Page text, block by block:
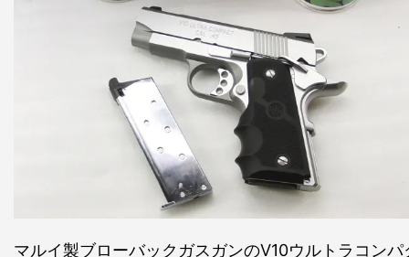
マルイ製ブローバックガスガンのV10ウルトラコンパ